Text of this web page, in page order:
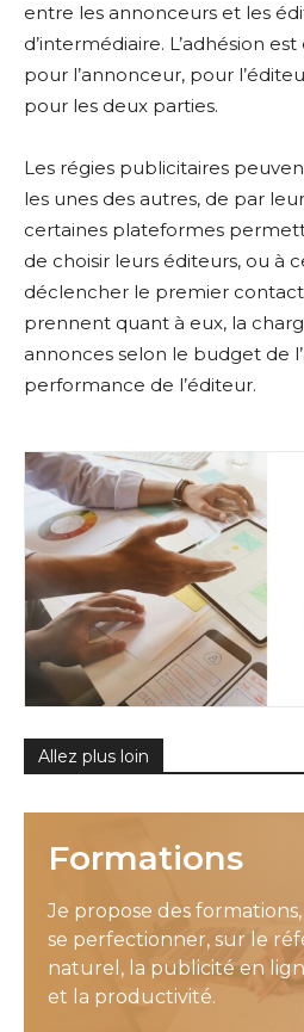
entre les annonceurs et les
d’intermédiaire. L’adhésion
pour l’annonceur, pour
pour les deux parties.
Les régies publicitaires
les unes des autres, de par
certaines plateformes
de choisir leurs éditeurs, ou à
déclencher le premier
prennent quant à eux, la
annonces selon le budget de
performance de l’éditeur.
Allez plus loin
Formations
Je propose des
se perfectionner, sur le
naturel, la publicité en
et la productivité.